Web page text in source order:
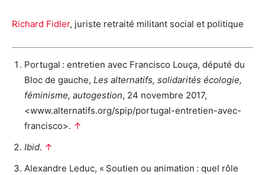
Richard Fidler, juriste retraité militant social et politique
Portugal : entretien avec Francisco Louça, député du
Bloc de gauche, Les alternatifs, solidarités écologie,
féminisme, autogestion, 24 novembre 2017,
<www.alternatifs.org/spip/portugal-entretien-avec-
francisco>. ↑
Ibid. ↑
Alexandre Leduc, « Soutien ou animation : quel rôle